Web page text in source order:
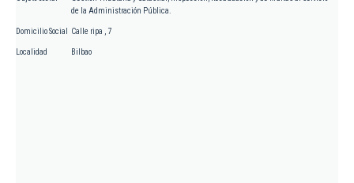
de la Administración Pública.
Domicilio Social Calle ripa , 7
Localidad Bilbao